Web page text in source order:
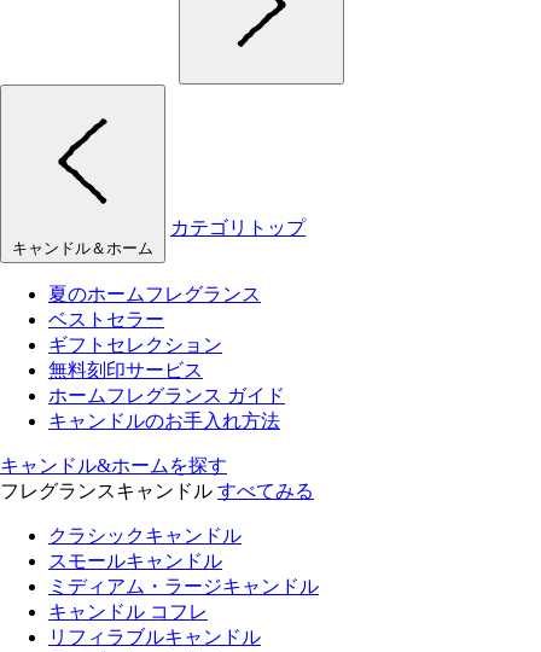
キャンドル＆ホーム
カテゴリトップ
夏のホームフレグランス
ベストセラー
ギフトセレクション
無料刻印サービス
ホームフレグランス ガイド
キャンドルのお手入れ方法
キャンドル&ホームを探す
フレグランスキャンドル すべてみる
クラシックキャンドル
スモールキャンドル
ミディアム・ラージキャンドル
キャンドル コフレ
リフィラブルキャンドル